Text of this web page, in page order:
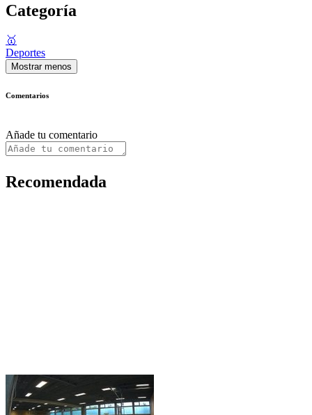
Categoría
🥇
Deportes
Mostrar menos
Comentarios
Añade tu comentario
Recomendada